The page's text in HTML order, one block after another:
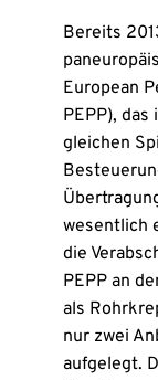
Bereits
European
PEPP),
gleichen
wesentlich
die
PEPP an
als
nur zwei
aufgelegt.